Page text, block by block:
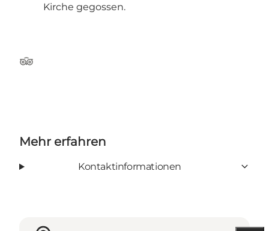
Kirche gegossen.
Tripadvisor
Mehr erfahren
Kontaktinformationen